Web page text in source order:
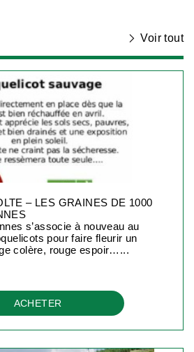
Voir tout
– LES GRAINES DE 1000
s’associe à nouveau au
pour faire fleurir un
colère, rouge espoir…...
ACHETER